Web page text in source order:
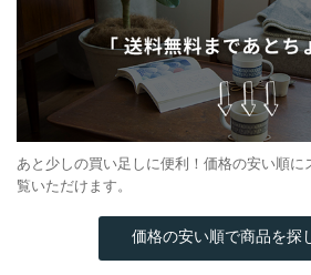
あと少しの買い足しに便利！価格の安い順に
覧いただけます。
価格の安い順で商品を探